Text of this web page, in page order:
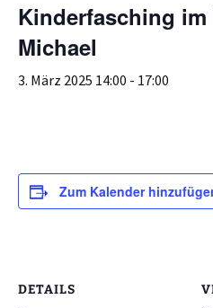
Kinderfasching im
Michael
3. März 2025 14:00 - 17:00
Zum Kalender
DETAILS